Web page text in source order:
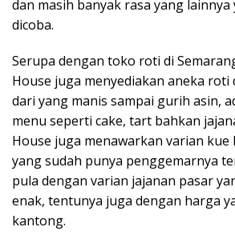
dan masih banyak rasa yang
dicoba.
Serupa dengan toko roti di
House juga menyediakan aneka roti
dari yang manis sampai gurih asin,
menu seperti cake, tart bahkan
House juga menawarkan varian
yang sudah punya penggemarnya
pula dengan varian jajanan pasar
enak, tentunya juga dengan harga
kantong.